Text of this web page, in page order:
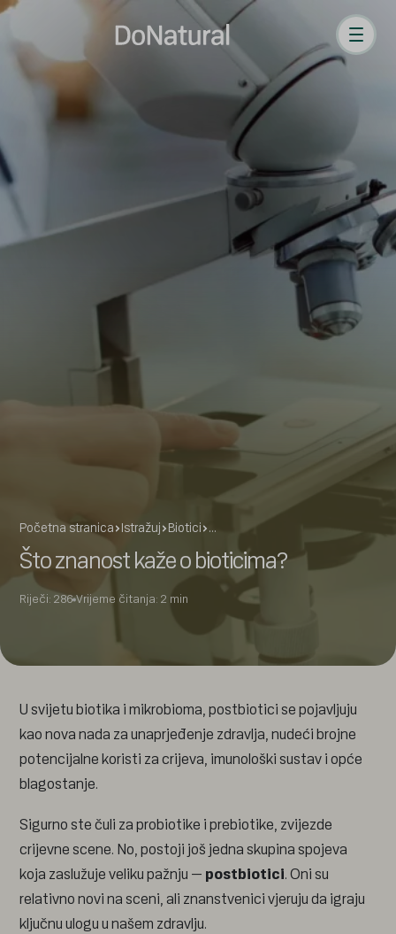
Početna stranica Istražuj Biotici …
Što znanost kaže o bioticima?
Riječi: 286 Vrijeme čitanja: 2 min
U svijetu biotika i mikrobioma, postbiotici se pojavljuju
kao nova nada za unaprjeđenje zdravlja, nudeći brojne
potencijalne koristi za crijeva, imunološki sustav i opće
blagostanje.
Sigurno ste čuli za probiotike i prebiotike, zvijezde
crijevne scene. No, postoji još jedna skupina spojeva
koja zaslužuje veliku pažnju – postbiotici. Oni su
relativno novi na sceni, ali znanstvenici vjeruju da igraju
ključnu ulogu u našem zdravlju.